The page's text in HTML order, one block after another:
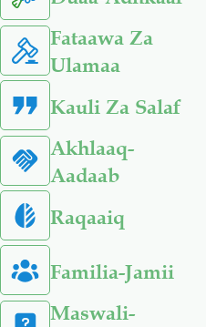
Fataawa Za
Ulamaa
Kauli Za Salaf
Akhlaaq-
Aadaab
Raqaaiq
Familia-Jamii
Maswali-